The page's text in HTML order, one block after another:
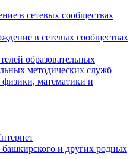
в сетевых сообществах
в сетевых сообществах
образовательных
методических служб
математики и
и других родных